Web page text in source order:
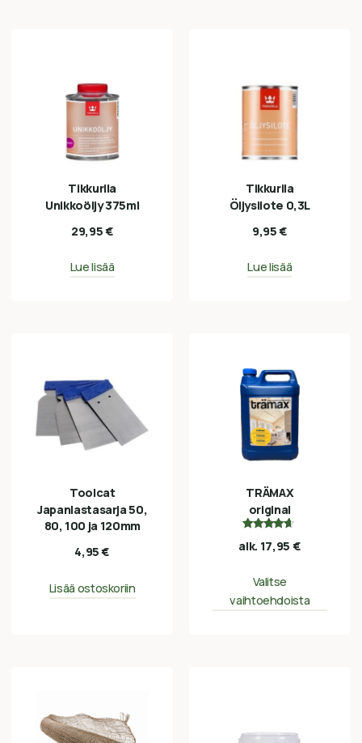
Tikkurila
Unikkoöljy 375ml
29,95€
Lue lisää
Tikkurila
Öljysilote 0,3L
9,95€
Lue lisää
Toolcat
Japanlastasarja 50,
80, 100 ja 120mm
4,95€
Lisää ostoskoriin
TRÄMAX
original
tuotteesta:
alk. 17,95 €
Valitse
vaihtoehdoista